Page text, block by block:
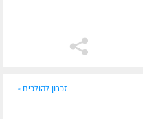
זכרון להולכים »